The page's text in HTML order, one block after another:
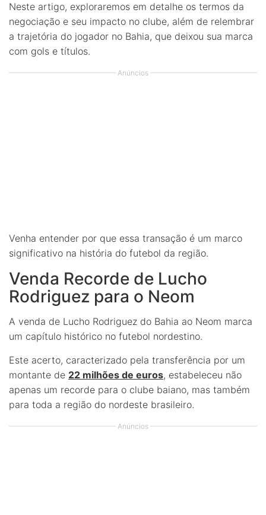
Neste artigo, exploraremos em detalhe os termos da
negociação e seu impacto no clube, além de relembrar
a trajetória do jogador no Bahia, que deixou sua marca
com gols e títulos.
Anúncios
Venha entender por que essa transação é um marco
significativo na história do futebol da região.
Venda Recorde de Lucho
Rodriguez para o Neom
A venda de Lucho Rodriguez do Bahia ao Neom marca
um capítulo histórico no futebol nordestino.
Este acerto, caracterizado pela transferência por um
montante de 22 milhões de euros, estabeleceu não
apenas um recorde para o clube baiano, mas também
para toda a região do nordeste brasileiro.
Anúncios